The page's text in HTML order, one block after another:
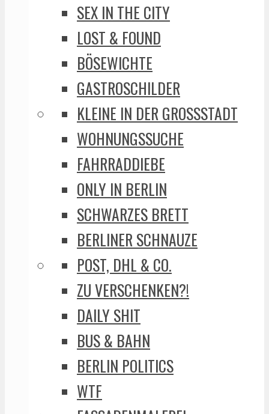
SEX IN THE CITY
LOST & FOUND
BÖSEWICHTE
GASTROSCHILDER
KLEINE IN DER GROSSSTADT
WOHNUNGSSUCHE
FAHRRADDIEBE
ONLY IN BERLIN
SCHWARZES BRETT
BERLINER SCHNAUZE
POST, DHL & CO.
ZU VERSCHENKEN?!
DAILY SHIT
BUS & BAHN
BERLIN POLITICS
WTF